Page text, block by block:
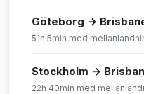
Göteborg →
51h 5min med
Stockholm →
22h 40min med